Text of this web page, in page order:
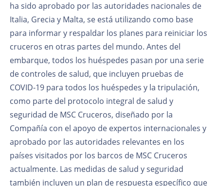
ha sido aprobado por las autoridades nacionales de
Italia, Grecia y Malta, se está utilizando como base
para informar y respaldar los planes para reiniciar los
cruceros en otras partes del mundo. Antes del
embarque, todos los huéspedes pasan por una serie
de controles de salud, que incluyen pruebas de
COVID-19 para todos los huéspedes y la tripulación,
como parte del protocolo integral de salud y
seguridad de MSC Cruceros, diseñado por la
Compañía con el apoyo de expertos internacionales y
aprobado por las autoridades relevantes en los
países visitados por los barcos de MSC Cruceros
actualmente. Las medidas de salud y seguridad
también incluyen un plan de respuesta específico que